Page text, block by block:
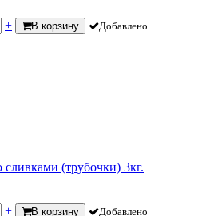
+ В корзину Добавлено
(трубочки) 3кг.
+ В корзину Добавлено